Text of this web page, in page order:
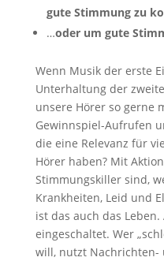
gute Stimmung zu
…oder um gute
Wenn Musik der erste
Unterhaltung der
unsere Hörer so gerne
Gewinnspiel-Aufrufen
die eine Relevanz für
Hörer haben? Mit
Stimmungskiller sind,
Krankheiten, Leid und
ist das auch das
eingeschaltet. Wer
will, nutzt